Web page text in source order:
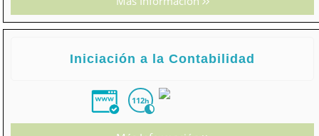
Iniciación a la Contabilidad
112h